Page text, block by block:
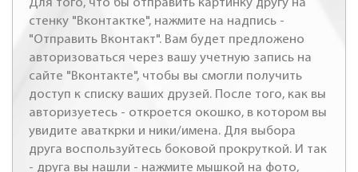
стенку "Вконтактке", нажмите на надпись -
"Отправить Вконтакт". Вам будет предложено
авторизоваться через вашу учетную запись на
сайте "Вконтакте", чтобы вы смогли получить
доступ к списку ваших друзей. После того, как вы
авторизуетесь - откроется окошко, в котором вы
увидите аваткрки и ники/имена. Для выбора
друга воспользуйтесь боковой прокруткой. И так
- друга вы нашли - нажмите мышкой на фото,